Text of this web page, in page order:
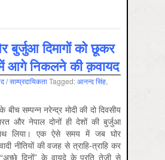
बुर्जुआ दिमागों को छूकर
आगे निकलने की क़वायद
/ साम्‍प्रदायिकताTagged:आनन्‍द सिंह,
सम्पन्न नरेन्द्र मोदी की दो दिवसीय
और नेपाल दोनों ही देशों की बुर्जुआ
लिया। एक ऐसे समय में जब घोर
नीतियों की वजह से त्राहि-त्राहि कर
दिनों” के वायदे के प्रति तेजी से